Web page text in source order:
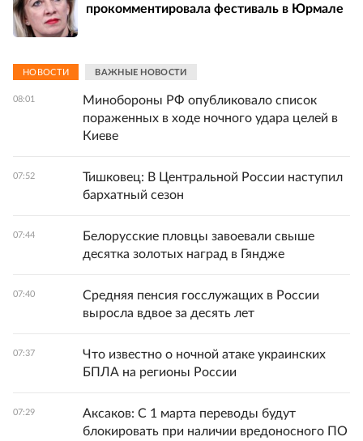
прокомментировала фестиваль в Юрмале
НОВОСТИ ВАЖНЫЕ НОВОСТИ
08:01
Минобороны РФ опубликовало список
пораженных в ходе ночного удара целей в
Киеве
07:52
Тишковец: В Центральной России наступил
бархатный сезон
07:44
Белорусские пловцы завоевали свыше
десятка золотых наград в Гяндже
07:40
Средняя пенсия госслужащих в России
выросла вдвое за десять лет
07:37
Что известно о ночной атаке украинских
БПЛА на регионы России
07:29
Аксаков: С 1 марта переводы будут
блокировать при наличии вредоносного ПО